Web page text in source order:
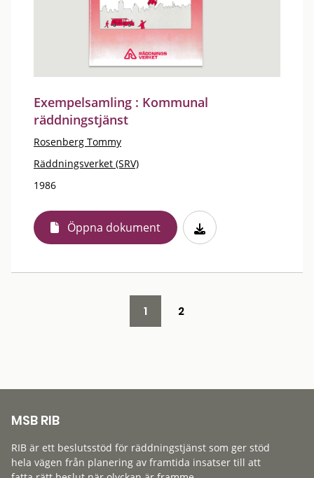
Exempelsamling : Kommunal
räddningstjänst
Rosenberg Tommy
Räddningsverket (SRV)
1986
Öppna dokument
1 2
MSB RIB
RIB är ett beslutsstöd för räddningstjänst som ger stöd
hela vägen från planering av framtida insatser till att